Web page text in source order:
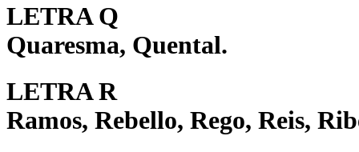
LETRA Q
Quaresma, Quental.
LETRA R
Ramos, Rebello, Rego, Reis,